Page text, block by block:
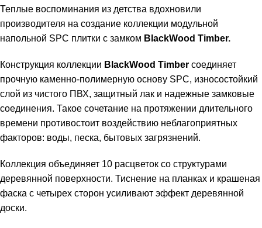
Теплые воспоминания из детства вдохновили
производителя на создание коллекции модульной
напольной SPC плитки с замком BlackWood Timber.
Конструкция коллекции BlackWood Timber соединяет
прочную каменно-полимерную основу SPC, износостойкий
слой из чистого ПВХ, защитный лак и надежные замковые
соединения. Такое сочетание на протяжении длительного
времени противостоит воздействию неблагоприятных
факторов: воды, песка, бытовых загрязнений.
Коллекция объединяет 10 расцветок со структурами
деревянной поверхности. Тиснение на планках и крашеная
фаска с четырех сторон усиливают эффект деревянной
доски.